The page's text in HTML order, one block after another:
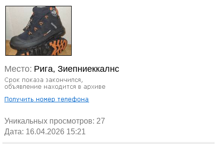
Место: Рига, Зиепниеккалнс
Уникальных просмотров: 27
Дата: 16.04.2026 15:21